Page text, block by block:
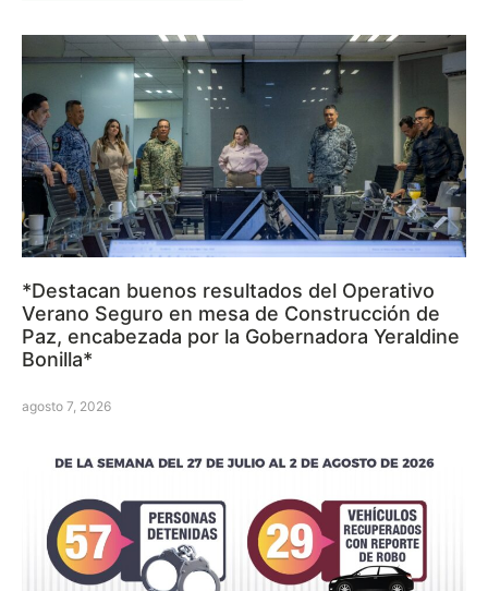
*Destacan buenos resultados del Operativo
Verano Seguro en mesa de Construcción de
Paz, encabezada por la Gobernadora Yeraldine
Bonilla*
agosto 7, 2026